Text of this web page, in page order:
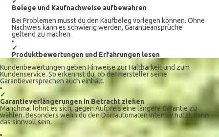
Belege und Kaufnachweise aufbewahren
Bei Problemen musst du den Kaufbeleg vorlegen können. Ohne
Nachweis kann es schwierig werden, Garantieansprüche
geltend zu machen.
✓
Produktbewertungen und Erfahrungen lesen
Kundenbewertungen geben Hinweise zur Haltbarkeit und zum
Kundenservice. So erkennst du, ob der Hersteller seine
Garantieversprechen auch einhält.
✓
Garantieverlängerungen in Betracht ziehen
Manchmal lohnt es sich, gegen Aufpreis eine längere Garantie zu
wählen. Besonders wenn du den Dörrautomaten intensiv nutzt, kann
das sinnvoll sein.